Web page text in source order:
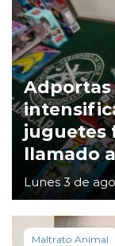
Adportas
juguetes
llamado
Lunes 3 de
Maltrato Animal